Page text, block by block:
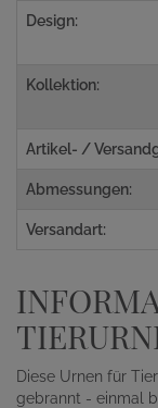
Design:
Kollektion:
Artikel- /
Abmessungen:
Versandart:
Diese Urnen für
gebrannt - einmal